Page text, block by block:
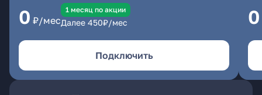
0 ₽/мес
1 месяц по акции
Далее 450₽/мес
Подключить
0